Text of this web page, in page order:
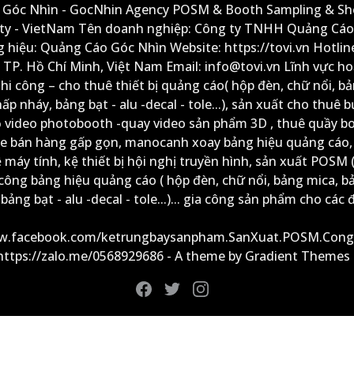
Nhìn - GocNhin Agency POSM & Booth Sampling &
- VietNam Tên doanh nghiệp: Công ty TNHH Quảng
Quảng Cáo Góc Nhìn Website: https://tovi.vn
Hồ Chí Minh, Việt Nam Email: info@tovi.vn Lĩnh vực
công – cho thuê thiết bị quảng cáo( hộp đèn, chữ nổi,
nháy, bảng bạt - alu -decal - tole...), sản xuất cho thuê
photobooth -quay video sản phẩm 3D , thuê quầy
bán hàng gấp gọn, manocanh xoay bảng hiệu quảng
tính, kệ thiết bị hội nghị truyền hình, sản xuất POSM
bảng hiệu quảng cáo ( hộp đèn, chữ nổi, bảng mica,
bạt - alu -decal - tole...)... gia công sản phẩm cho các
zalo.me/0568929686 - A theme by Gradient